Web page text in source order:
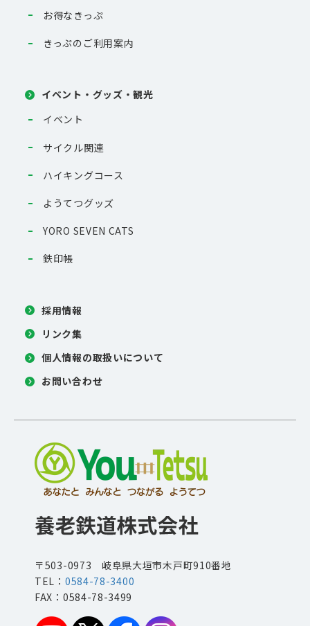
お得なきっぷ
きっぷのご利用案内
イベント・グッズ・観光
イベント
サイクル関連
ハイキングコース
ようてつグッズ
YORO SEVEN CATS
鉄印帳
採用情報
リンク集
個人情報の取扱いについて
お問い合わせ
〒503-0973 岐阜県大垣市木戸町910番地
TEL： 0584-78-3400
FAX：0584-78-3499